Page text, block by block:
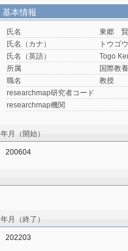
基本情報
氏名
東郷 賢
氏名（カナ）
トウゴ
氏名（英語）
Togo
所属
国際教
職名
教授
researchmap研究者コード
researchmap機関
年月（開始）
200604
年月（終了）
202203